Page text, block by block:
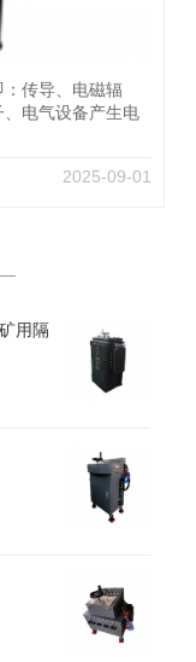
传导、电磁辐
电气设备产生电
2025-09-01
用隔